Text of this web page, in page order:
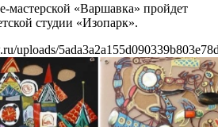
мастерской «Варшавка» пройдет
студии «Изопарк».
uploads/